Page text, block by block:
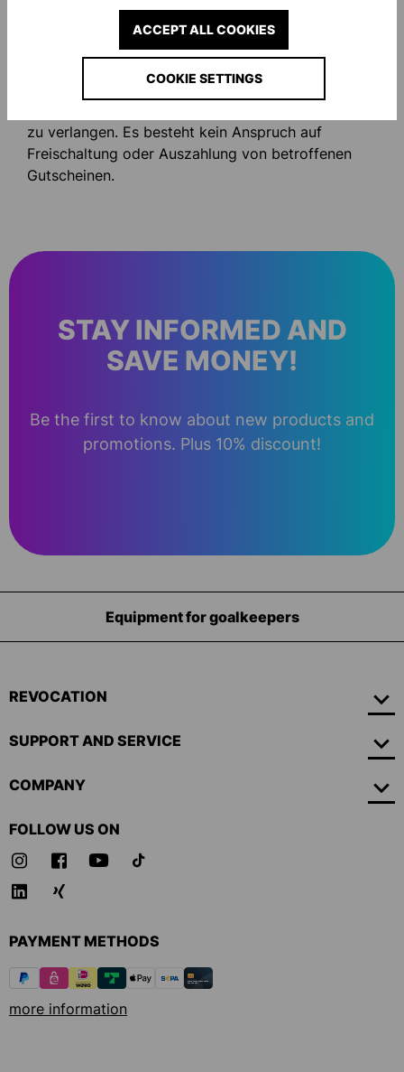
Aktivitäten im Zusammenhang mit einem
Geschenkgutschein-Kauf oder einer
berechtigt, die entsprechenden Kundenkonten zu
zu verlangen. Es besteht kein Anspruch auf
Freischaltung oder Auszahlung von betroffenen
Gutscheinen.
STAY INFORMED AND
SAVE MONEY!
Be the first to know about new products and
promotions. Plus 10% discount!
Equipment for goalkeepers
REVOCATION
SUPPORT AND SERVICE
COMPANY
FOLLOW US ON
PAYMENT METHODS
more information
COOKIE SETTINGS
ACCEPT ALL COOKIES